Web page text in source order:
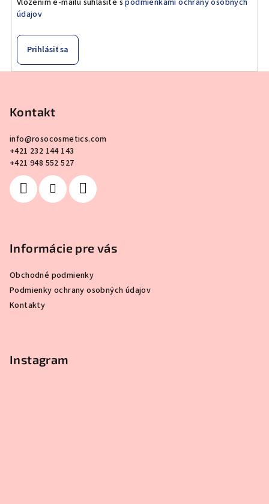
údajov
Prihlásiť sa
Kontakt
info@rosocosmetics.com
+421 232 144 143
+421 948 552 527
Informácie pre vás
Obchodné podmienky
Podmienky ochrany osobných údajov
Kontakty
Instagram